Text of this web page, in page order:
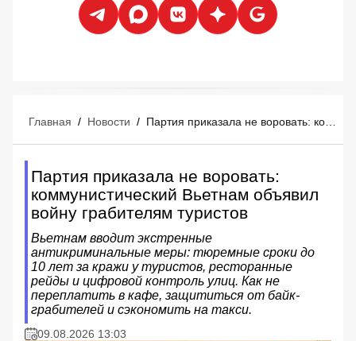
Главная / Новости /
Партия приказала не воровать:
коммунистический Вьетнам объявил
войну грабителям туристов
Вьетнам вводит экстренные
антикриминальные меры: тюремные сроки до
10 лет за кражи у туристов, ресторанные
рейды и цифровой контроль улиц. Как не
переплатить в кафе, защититься от байк-
грабителей и сэкономить на такси.
09.08.2026 13:03